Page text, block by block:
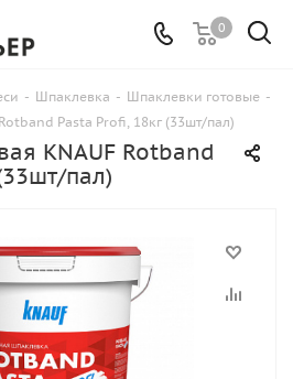
0
- Шпаклевка - Шпаклевки готовые -
Pasta Profi, 18кг (33шт/пал)
KNAUF Rotband
пал)